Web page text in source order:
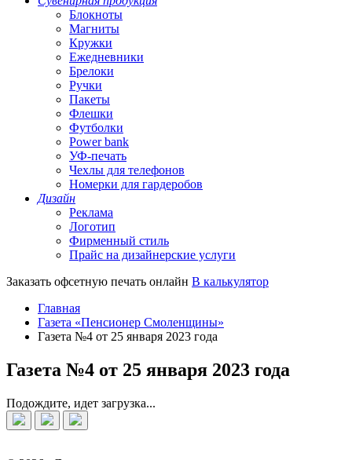
Блокноты
Магниты
Кружки
Ежедневники
Брелоки
Ручки
Пакеты
Флешки
Футболки
Power bank
УФ-печать
Чехлы для телефонов
Номерки для гардеробов
Дизайн
Реклама
Логотип
Фирменный стиль
Прайс на дизайнерские услуги
Заказать офсетную печать онлайн В калькулятор
Главная
Газета «Пенсионер Смоленщины»
Газета №4 от 25 января 2023 года
Газета №4 от 25 января 2023 года
Подождите, идет загрузка...